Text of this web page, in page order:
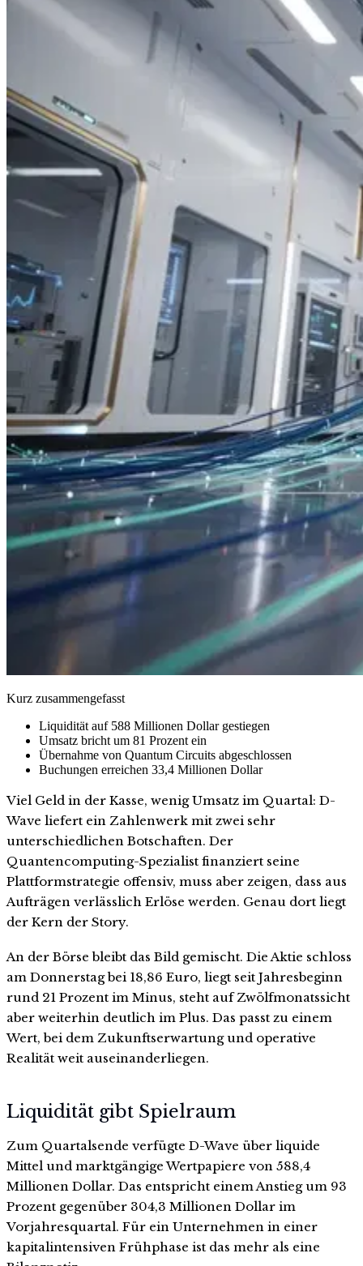
Kurz zusammengefasst
Liquidität auf 588 Millionen Dollar gestiegen
Umsatz bricht um 81 Prozent ein
Übernahme von Quantum Circuits abgeschlossen
Buchungen erreichen 33,4 Millionen Dollar
Viel Geld in der Kasse, wenig Umsatz im Quartal: D-
Wave liefert ein Zahlenwerk mit zwei sehr
unterschiedlichen Botschaften. Der
Quantencomputing-Spezialist finanziert seine
Plattformstrategie offensiv, muss aber zeigen, dass aus
Aufträgen verlässlich Erlöse werden. Genau dort liegt
der Kern der Story.
An der Börse bleibt das Bild gemischt. Die Aktie schloss
am Donnerstag bei 18,86 Euro, liegt seit Jahresbeginn
rund 21 Prozent im Minus, steht auf Zwölfmonatssicht
aber weiterhin deutlich im Plus. Das passt zu einem
Wert, bei dem Zukunftserwartung und operative
Realität weit auseinanderliegen.
Liquidität gibt Spielraum
Zum Quartalsende verfügte D-Wave über liquide
Mittel und marktgängige Wertpapiere von 588,4
Millionen Dollar. Das entspricht einem Anstieg um 93
Prozent gegenüber 304,3 Millionen Dollar im
Vorjahresquartal. Für ein Unternehmen in einer
kapitalintensiven Frühphase ist das mehr als eine